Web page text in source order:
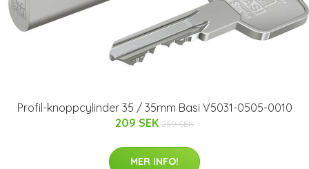
Profil-knoppcylinder 35 / 35mm Basi V5031-0505-0010
209 SEK 259 SEK
MER INFO!